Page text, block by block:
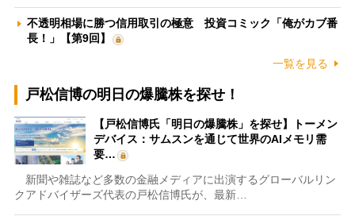
不透明相場に勝つ信用取引の極意 投資コミック「俺がカブ番
長！」【第9回】
一覧を見る
戸松信博の明日の爆騰株を探せ！
【戸松信博氏「明日の爆騰株」を探せ】トーメン
デバイス：サムスンを通じて世界のAIメモリ需
要…
新聞や雑誌など多数の金融メディアに出演するグローバルリン
クアドバイザーズ代表の戸松信博氏が、最新…